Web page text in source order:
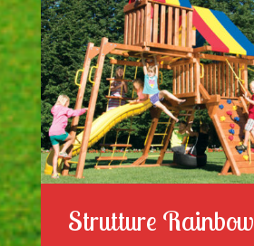
Strutture Rainbow